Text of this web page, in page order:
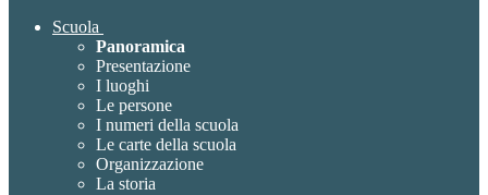
Scuola
Panoramica
Presentazione
I luoghi
Le persone
I numeri della scuola
Le carte della scuola
Organizzazione
La storia